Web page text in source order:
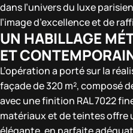
dans l’univers du luxe
l’image d’excellence et de
UN HABILLAGE
ET
L’opération a porté sur la
façade de 320 m², composé
avec une finition RAL 7022
matériaux et de teintes offre